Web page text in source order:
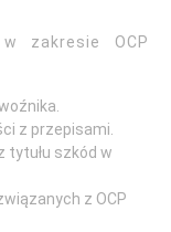
zakresie OCP
z przepisami.
tytułu szkód w
z OCP